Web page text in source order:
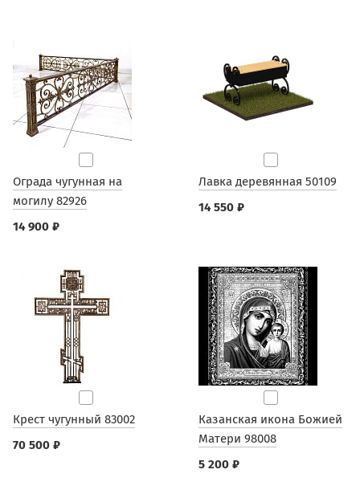
Ограда чугунная на
могилу 82926
14 900 ₽
Лавка деревянная 50109
14 550 ₽
Крест чугунный 83002
70 500 ₽
Казанская икона Божией
Матери 98008
5 200 ₽